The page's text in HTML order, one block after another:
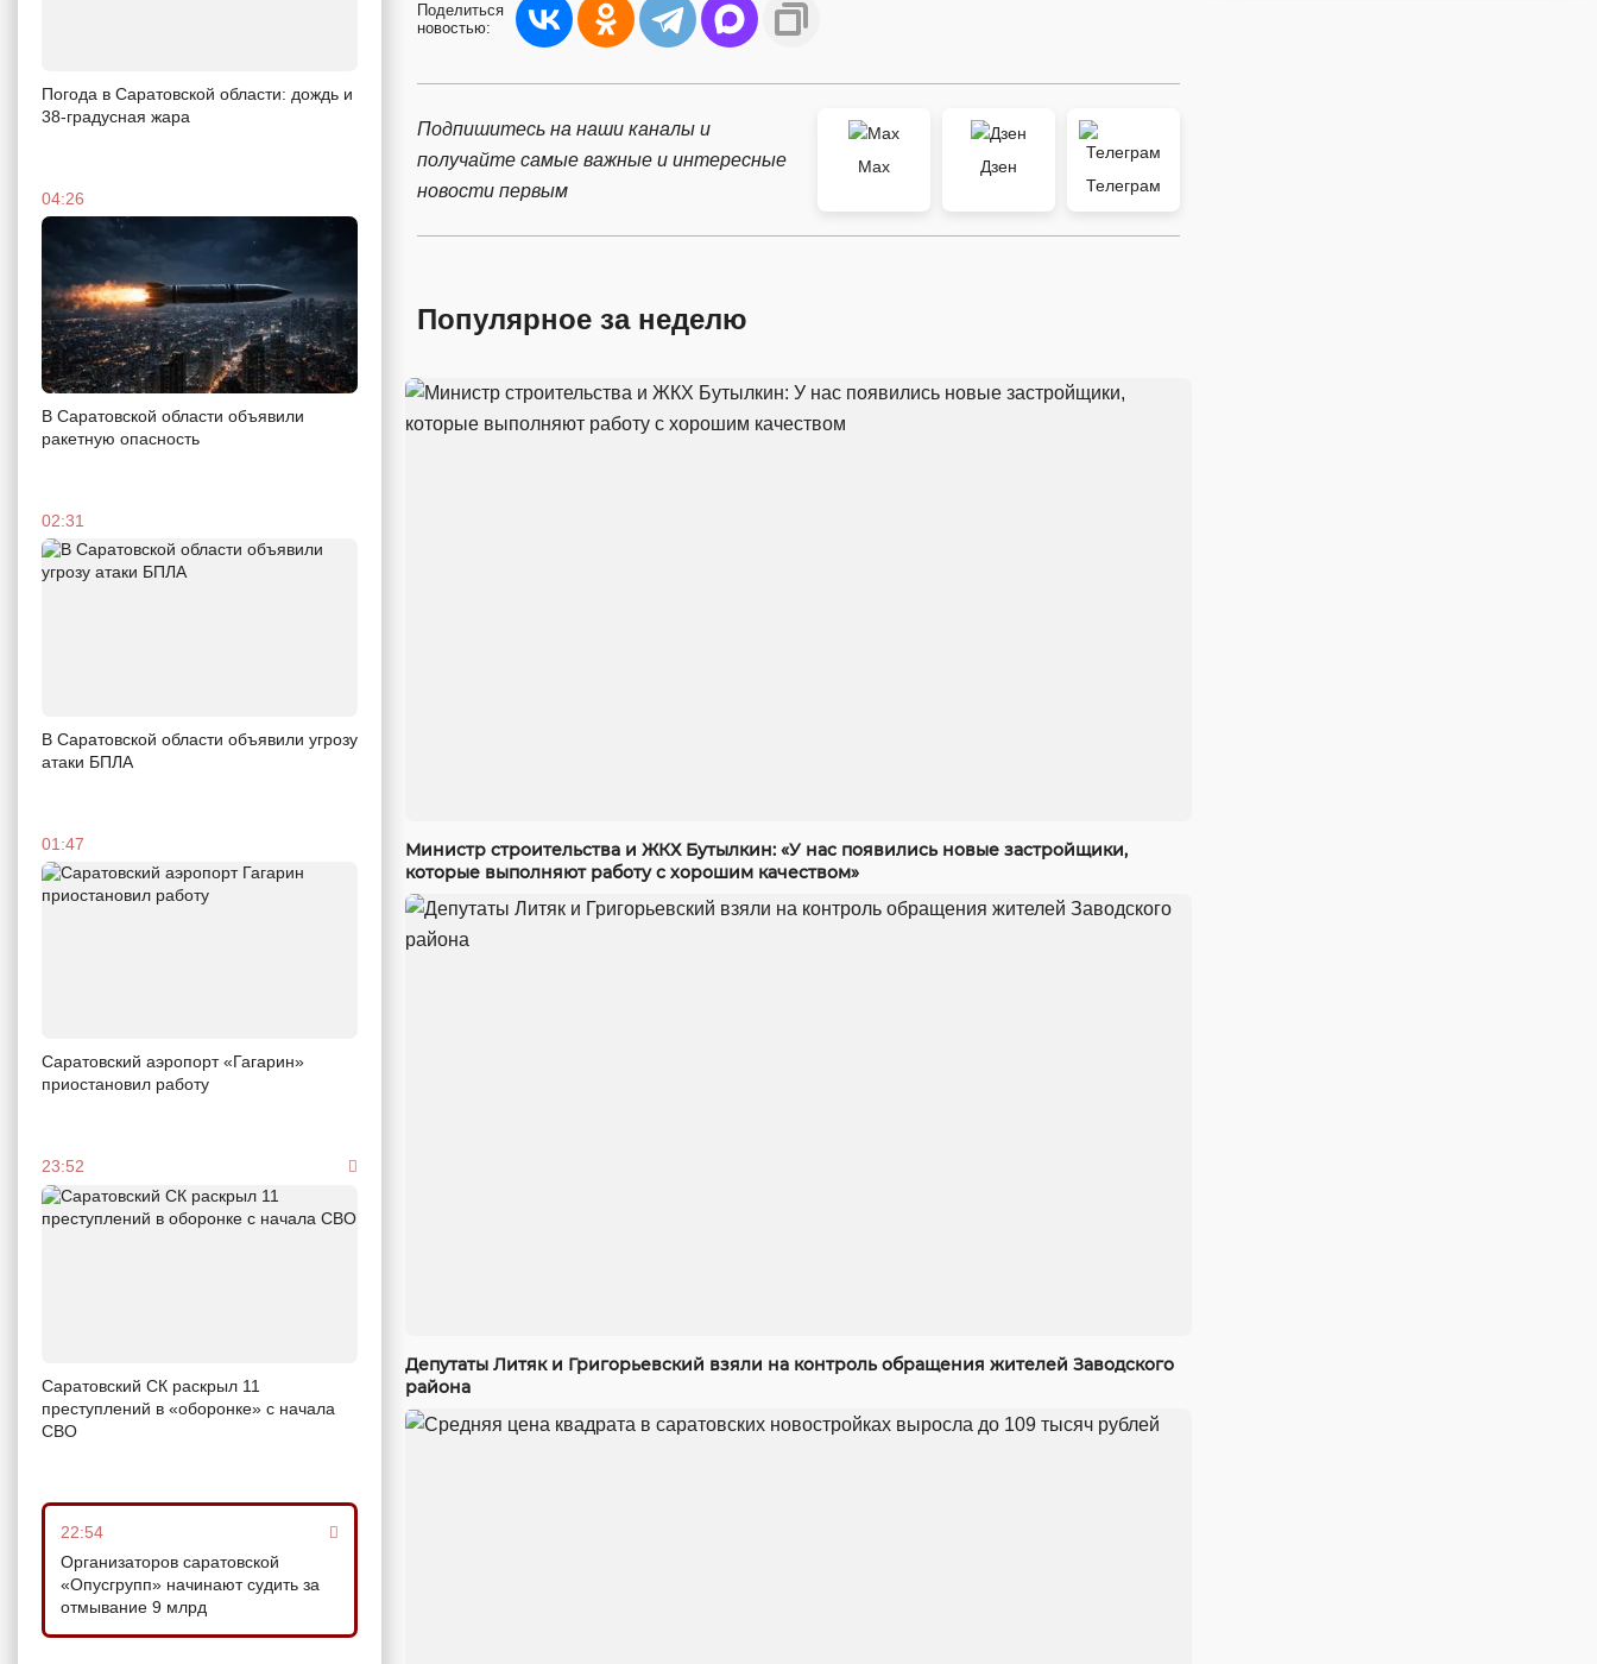
Погода в Саратовской области: дождь и
38-градусная жара
04:26
В Саратовской области объявили
ракетную опасность
02:31
В Саратовской области объявили угрозу
атаки БПЛА
01:47
Саратовский аэропорт «Гагарин»
приостановил работу
23:52
Саратовский СК раскрыл 11
преступлений в «оборонке» с начала
СВО
22:54
Организаторов саратовской
«Опусгрупп» начинают судить за
отмывание 9 млрд
Поделиться
новостью:
Подпишитесь на наши каналы и
получайте самые важные и интересные
новости первым
Max
Дзен
Телеграм
Популярное за неделю
Министр строительства и ЖКХ Бутылкин: «У нас появились новые застройщики,
которые выполняют работу с хорошим качеством»
Депутаты Литяк и Григорьевский взяли на контроль обращения жителей Заводского
района